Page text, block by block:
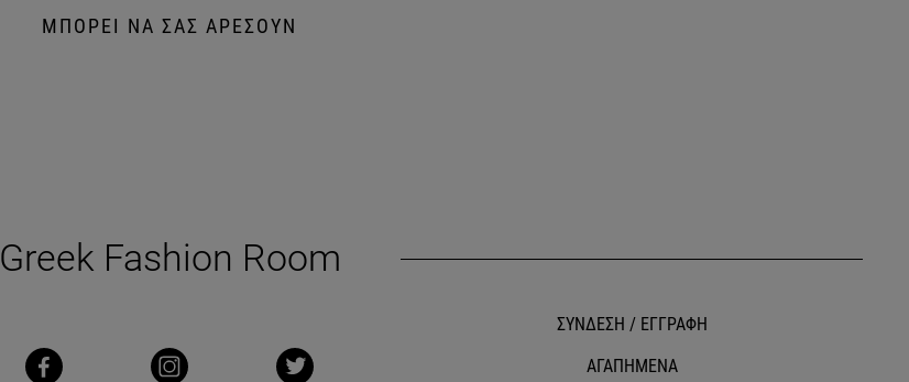
ΜΠΟΡΕΙ ΝΑ ΣΑΣ ΑΡΕΣΟΥΝ
Greek Fashion Room
ΣΥΝΔΕΣΗ / ΕΓΓΡΑΦΗ
ΑΓΑΠΗΜΕΝΑ